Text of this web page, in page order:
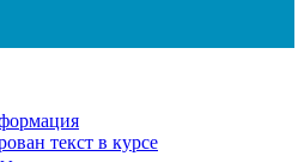
текст в курсе